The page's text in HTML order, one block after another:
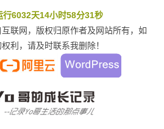
行6032天14小时58分32秒
联网，版权归原作者及网站所有，如
利，请及时联系我删除！